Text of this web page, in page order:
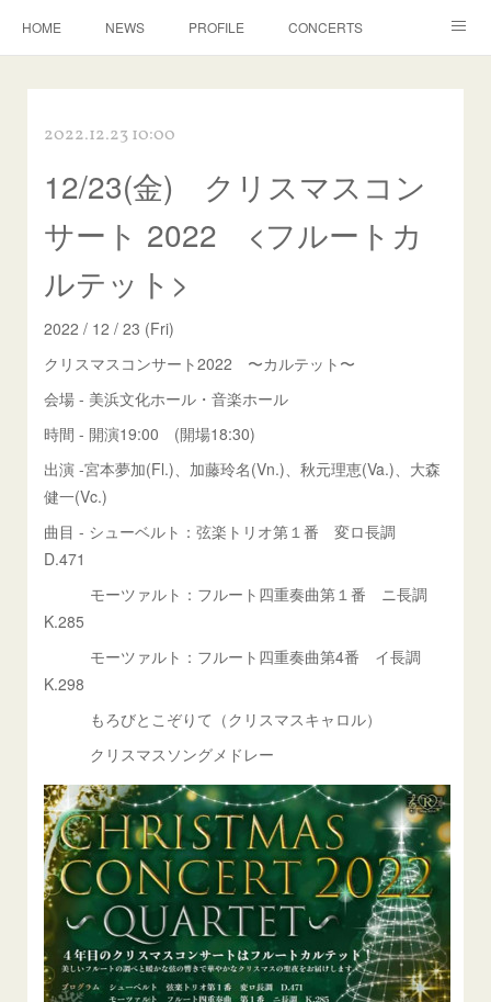
HOME NEWS PROFILE CONCERTS
2022.12.23 10:00
12/23(金) クリスマスコン
サート 2022 <フルートカ
ルテット>
2022 / 12 / 23 (Fri)
クリスマスコンサート2022 〜カルテット〜
会場 - 美浜文化ホール・音楽ホール
時間 - 開演19:00 (開場18:30)
出演 -宮本夢加(Fl.)、加藤玲名(Vn.)、秋元理恵(Va.)、大森
健一(Vc.)
曲目 - シューベルト：弦楽トリオ第１番 変ロ長調
D.471
モーツァルト：フルート四重奏曲第１番 ニ長調
K.285
モーツァルト：フルート四重奏曲第4番 イ長調
K.298
もろびとこぞりて（クリスマスキャロル）
クリスマスソングメドレー